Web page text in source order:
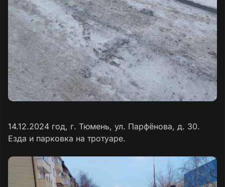
14.12.2024 год, г. Тюмень, ул. Парфёнова, д. 30.
Езда и парковка на тротуаре.